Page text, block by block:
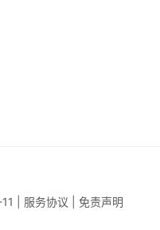
服务协议 免责声明